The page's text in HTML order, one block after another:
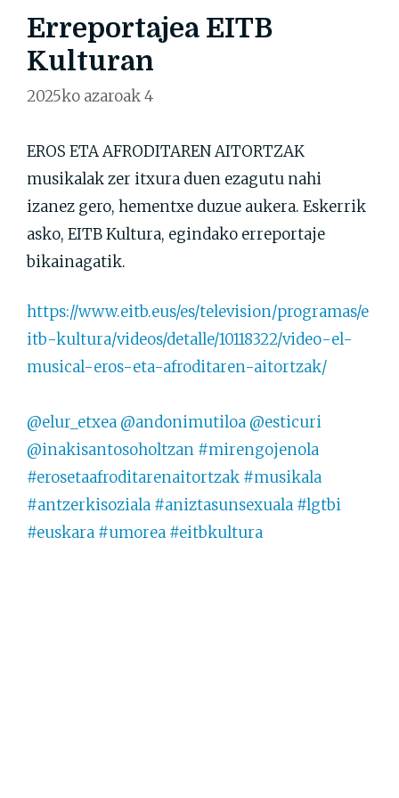
Erreportajea EITB
Kulturan
2025ko azaroak 4
EROS ETA AFRODITAREN AITORTZAK
musikalak zer itxura duen ezagutu nahi
izanez gero, hementxe duzue aukera. Eskerrik
asko, EITB Kultura, egindako erreportaje
bikainagatik.
https://www.eitb.eus/es/television/programas/e
itb-kultura/videos/detalle/10118322/video-el-
musical-eros-eta-afroditaren-aitortzak/
@elur_etxea @andonimutiloa @esticuri
@inakisantosoholtzan #mirengojenola
#erosetaafroditarenaitortzak #musikala
#antzerkisoziala #aniztasunsexuala #lgtbi
#euskara #umorea #eitbkultura